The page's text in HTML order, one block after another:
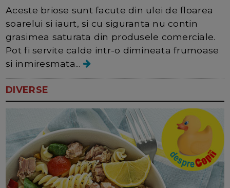
Aceste briose sunt facute din ulei de floarea
soarelui si iaurt, si cu siguranta nu contin
grasimea saturata din produsele comerciale.
Pot fi servite calde intr-o dimineata frumoase
si inmiresmata...
DIVERSE